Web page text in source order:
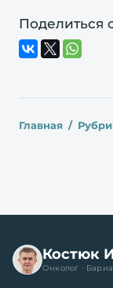
Поделиться
Главная
Костюк
Онколог ·